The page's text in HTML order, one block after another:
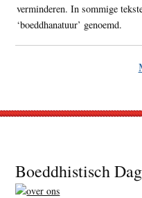
verminderen. In sommige
‘boeddhanatuur’ genoemd.
Footer
Boeddhistisch